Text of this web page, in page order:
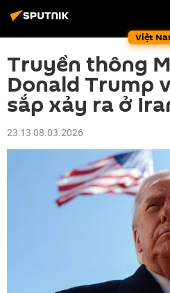
Việt
Truyền thông
Donald Trump
sắp xảy ra ở
23:13 08.03.2026